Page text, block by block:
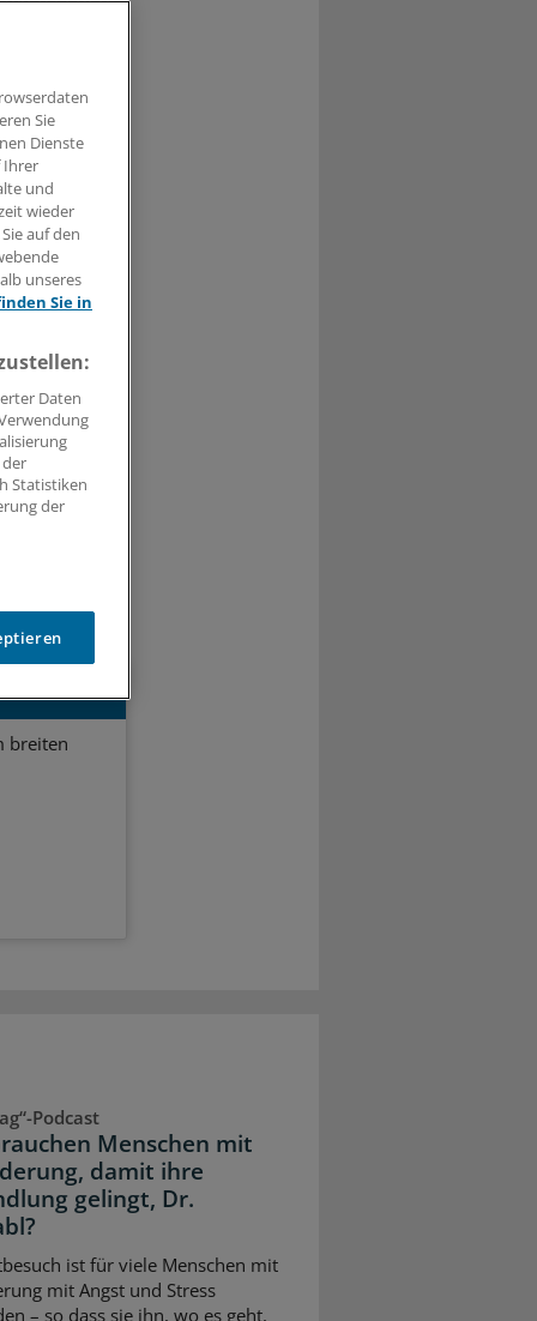
noch in
0
breiten
Podcast
Menschen mit
damit ihre
gelingt, Dr.
ist für viele Menschen mit
mit Angst und Stress
– so dass sie ihn, wo es geht,
Sie
Dienste
Ihrer
und
wieder
auf den
unseres
Sie in
Daten
Statistiken
der